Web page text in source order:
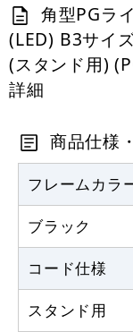
角型PGラ
(LED) B3サイ
(スタンド用)
詳細
商品仕様
フレームカラ
ブラック
コード仕様
スタンド用